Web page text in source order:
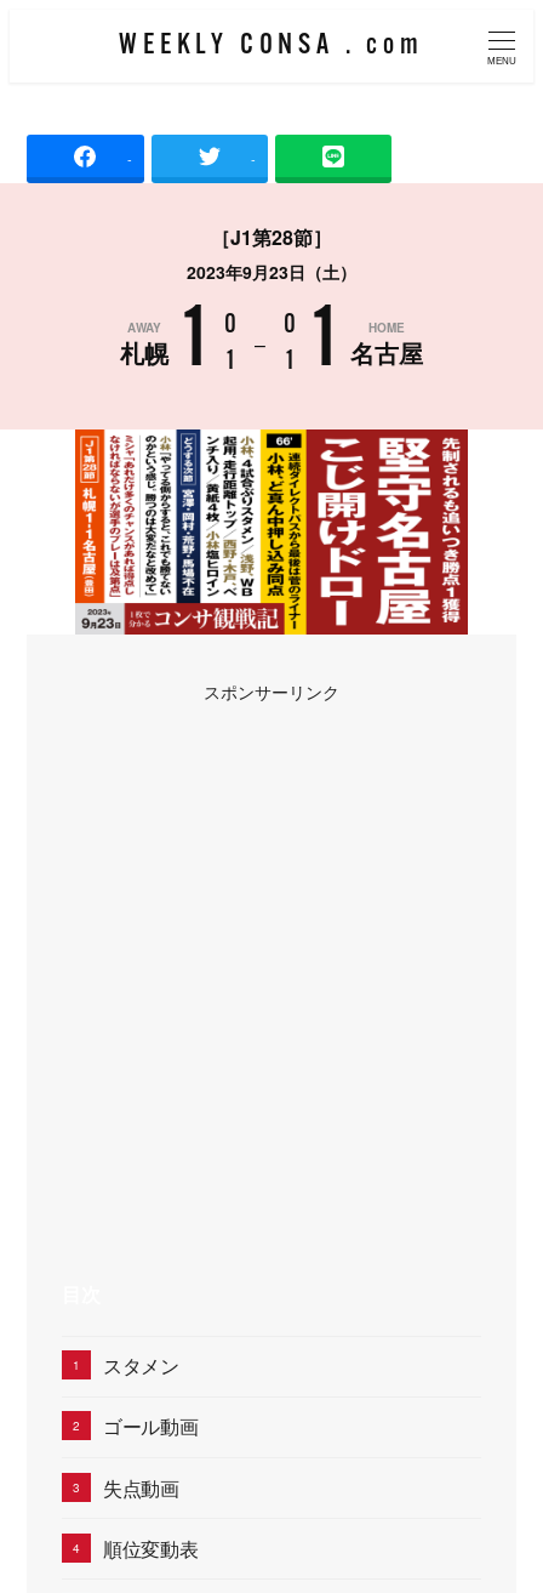
コ
ン
WEEKLY CONSA . com
MENU
- -
［J1第28節］
2023年9月23日（土）
AWAY
札幌 1
0
1
–
0
1
1 HOME
名古屋
スポンサーリンク
スタメン
ゴール動画
失点動画
順位変動表